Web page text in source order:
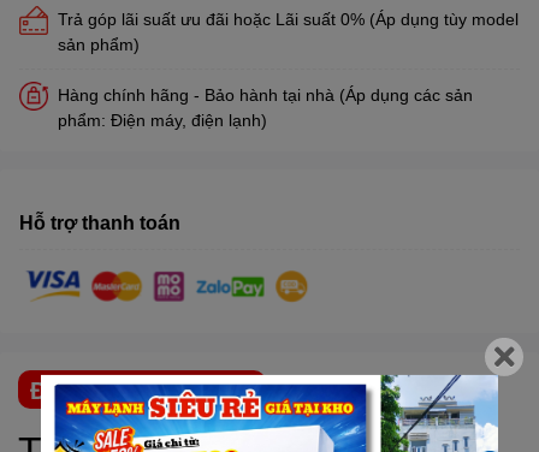
Trả góp lãi suất ưu đãi hoặc Lãi suất 0% (Áp dụng tùy model
sản phẩm)
Hàng chính hãng - Bảo hành tại nhà (Áp dụng các sản
phẩm: Điện máy, điện lạnh)
Hỗ trợ thanh toán
ĐẶC ĐIỂM NỔI BẬT